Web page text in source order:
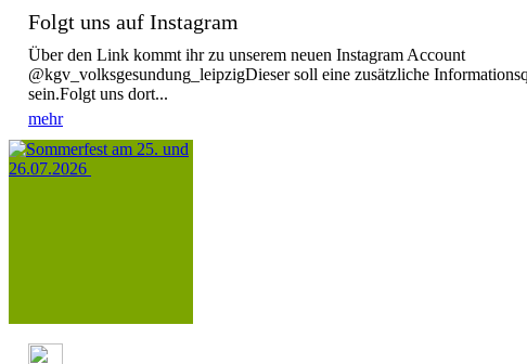
Folgt uns auf Instagram
Über den Link kommt ihr zu unserem neuen Instagram Account
@kgv_volksgesundung_leipzigDieser soll eine zusätzliche
sein.Folgt uns dort...
mehr